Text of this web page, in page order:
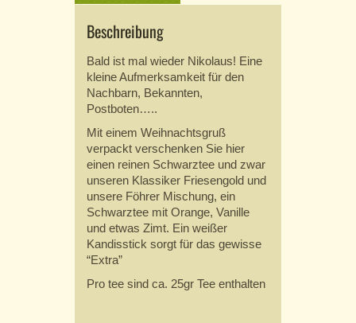
Beschreibung
Bald ist mal wieder Nikolaus! Eine
kleine Aufmerksamkeit für den
Nachbarn, Bekannten,
Postboten…..
Mit einem Weihnachtsgruß
verpackt verschenken Sie hier
einen reinen Schwarztee und zwar
unseren Klassiker Friesengold und
unsere Föhrer Mischung, ein
Schwarztee mit Orange, Vanille
und etwas Zimt. Ein weißer
Kandisstick sorgt für das gewisse
“Extra”
Pro tee sind ca. 25gr Tee enthalten